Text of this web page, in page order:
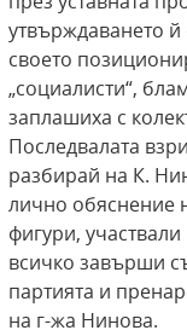
утвърждаването
своето
„социалисти“,
заплашиха с
Последвалата
разбирай на К.
лично обяснение
фигури,
всичко завърши
партията и
на г-жа Нинова.